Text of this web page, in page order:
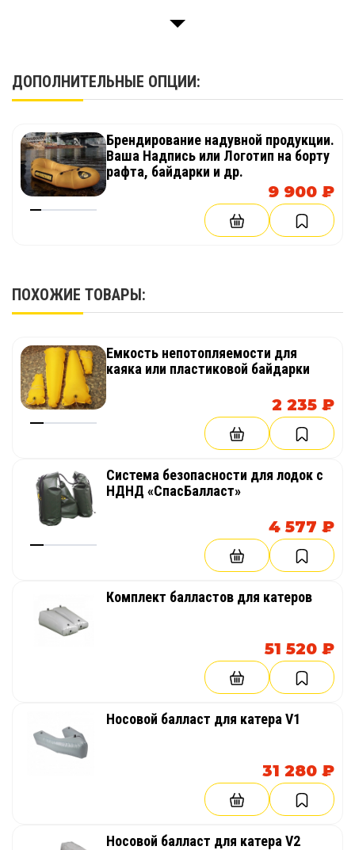
ДОПОЛНИТЕЛЬНЫЕ ОПЦИИ:
Брендирование надувной продукции.
Ваша Надпись или Логотип на борту
рафта, байдарки и др.
9 900 ₽
ПОХОЖИЕ ТОВАРЫ:
Емкость непотопляемости для
каяка или пластиковой байдарки
2 235 ₽
Система безопасности для лодок с
НДНД «СпасБалласт»
4 577 ₽
Комплект балластов для катеров
51 520 ₽
Носовой балласт для катера V1
31 280 ₽
Носовой балласт для катера V2